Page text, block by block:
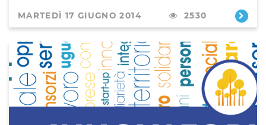
MARTEDÌ 17 GIUGNO 2014 2530